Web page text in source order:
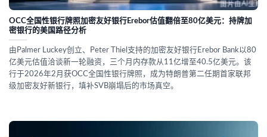
OCC全国性银行牌照加密友好银行Erebor估值翻倍至80亿美元：持牌加
密银行的美国路径分析
由Palmer Luckey创立、Peter Thiel支持的加密友好银行Erebor Bank以80
亿美元估值洽谈新一轮融资，三个月内存款从11亿增至40.5亿美元。该
行于2026年2月获OCC全国性银行牌照，成为特朗普第二任期首家联邦
级加密友好新银行，填补SVB崩塌后的市场真空。